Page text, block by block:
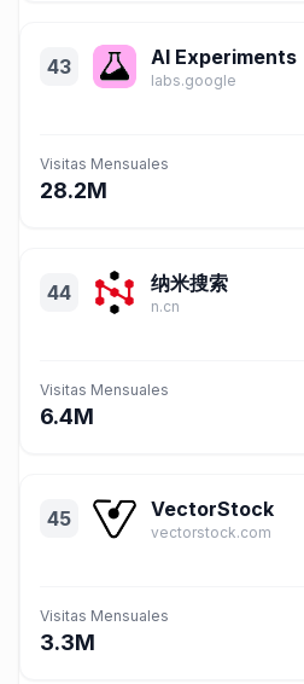
43 AI Experiments
labs.google
Visitas Mensuales
28.2M
44 纳米搜索
n.cn
Visitas Mensuales
6.4M
45 VectorStock
vectorstock.com
Visitas Mensuales
3.3M